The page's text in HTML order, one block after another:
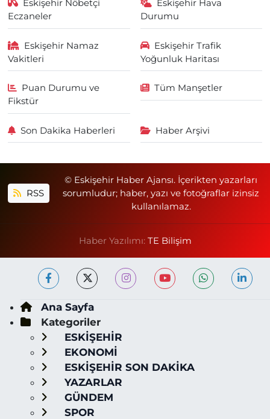
Eskişehir Nöbetçi
Eczaneler
Eskişehir Hava
Durumu
Eskişehir Namaz
Vakitleri
Eskişehir Trafik
Yoğunluk Haritası
Puan Durumu ve
Fikstür
Tüm Manşetler
Son Dakika Haberleri Haber Arşivi
RSS
© Eskişehir Haber Ajansı. İçerikten yazarları
sorumludur; haber, yazı ve fotoğraflar izinsiz
kullanılamaz.
Haber Yazılımı: TE Bilişim
Ana Sayfa
Kategoriler
ESKİŞEHİR
EKONOMİ
ESKİŞEHİR SON DAKİKA
YAZARLAR
GÜNDEM
SPOR